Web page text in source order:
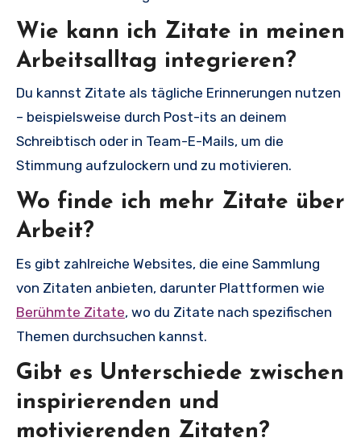
Wie kann ich Zitate in meinen
Arbeitsalltag integrieren?
Du kannst Zitate als tägliche Erinnerungen nutzen
– beispielsweise durch Post-its an deinem
Schreibtisch oder in Team-E-Mails, um die
Stimmung aufzulockern und zu motivieren.
Wo finde ich mehr Zitate über
Arbeit?
Es gibt zahlreiche Websites, die eine Sammlung
von Zitaten anbieten, darunter Plattformen wie
Berühmte Zitate, wo du Zitate nach spezifischen
Themen durchsuchen kannst.
Gibt es Unterschiede zwischen
inspirierenden und
motivierenden Zitaten?